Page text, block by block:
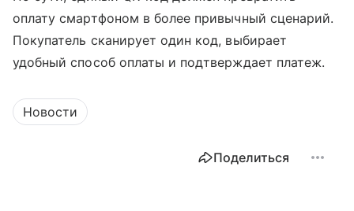
оплату смартфоном в более привычный сценарий.
Покупатель сканирует один код, выбирает
удобный способ оплаты и подтверждает платеж.
Новости
Поделиться